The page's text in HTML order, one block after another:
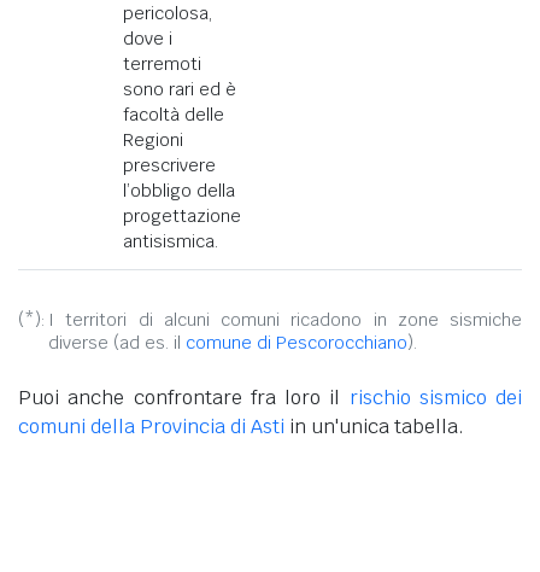
pericolosa,
dove i
terremoti
sono rari ed è
facoltà delle
Regioni
prescrivere
l’obbligo della
progettazione
antisismica.
(*): I territori di alcuni comuni ricadono in zone sismiche
diverse (ad es. il comune di Pescorocchiano).
Puoi anche confrontare fra loro il rischio sismico dei
comuni della Provincia di Asti in un'unica tabella.